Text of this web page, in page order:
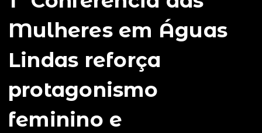
Mulheres em Águas
Lindas reforça
protagonismo
feminino e